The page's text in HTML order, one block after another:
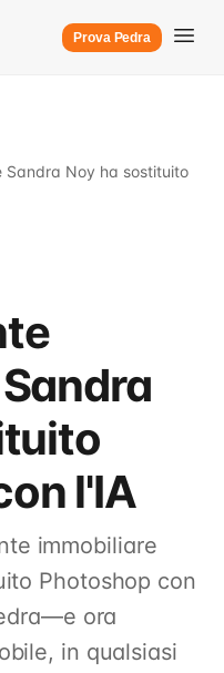
Prova Pedra
Sandra Noy ha sostituito
l'IA
immobiliare
Photoshop con
ora
in qualsiasi